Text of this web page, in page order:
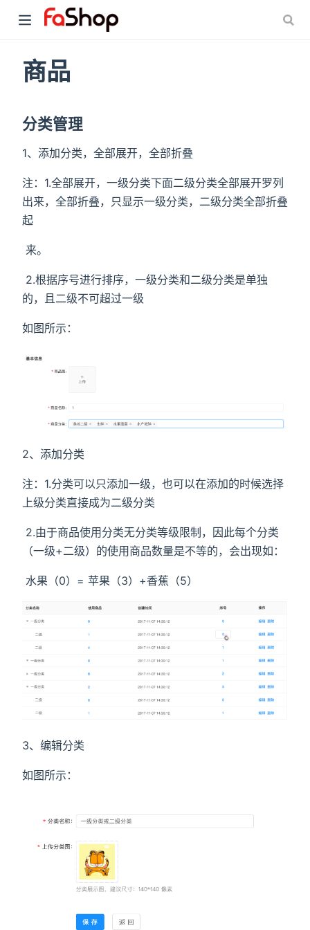
商品
分类管理
1、添加分类，全部展开，全部折叠
注：1.全部展开，一级分类下面二级分类全部展开罗列
出来，全部折叠，只显示一级分类，二级分类全部折叠
起
​ 来。
​ 2.根据序号进行排序，一级分类和二级分类是单独
的，且二级不可超过一级
如图所示：
2、添加分类
注：1.分类可以只添加一级，也可以在添加的时候选择
上级分类直接成为二级分类
​ 2.由于商品使用分类无分类等级限制，因此每个分类
（一级+二级）的使用商品数量是不等的，会出现如：
​ 水果（0）= 苹果（3）+香蕉（5）
3、编辑分类
如图所示：